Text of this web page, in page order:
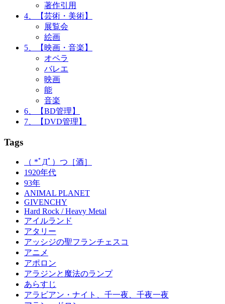
著作引用
4、【芸術・美術】
展覧会
絵画
5、【映画・音楽】
オペラ
バレエ
映画
能
音楽
6、【BD管理】
7、【DVD管理】
Tags
（ *ﾟДﾟ）つ［酒］
1920年代
93年
ANIMAL PLANET
GIVENCHY
Hard Rock / Heavy Metal
アイルランド
アタリー
アッシジの聖フランチェスコ
アニメ
アポロン
アラジンと魔法のランプ
あらすじ
アラビアン・ナイト、千一夜、千夜一夜